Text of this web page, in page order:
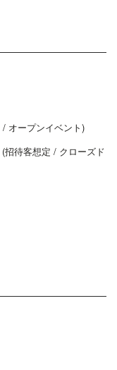
オープンイベント)
待客想定 / クローズド